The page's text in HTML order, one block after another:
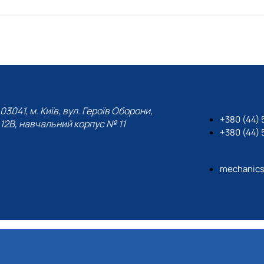
03041, м. Київ, вул. Героїв Оборони,
12B, навчальний корпус № 11
+380 (44)
+380 (44)